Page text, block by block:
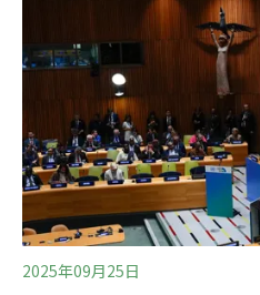
有3000人。本次遊行有六大
的減碳目標，實現非核、淘
以成長與大企業為中心的半導
生存權、確保農業永續發展
發前，光化門西側的人行道
架設的帳篷，講述各自的訴求
外與韓國氣候遊行的盧
2025年09月25日